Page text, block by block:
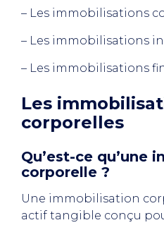
– Les immobilisations
– Les immobilisations
– Les immobilisations
Les
corporelles
Qu’est-ce qu’une
corporelle ?
Une immobilisation
actif tangible conçu